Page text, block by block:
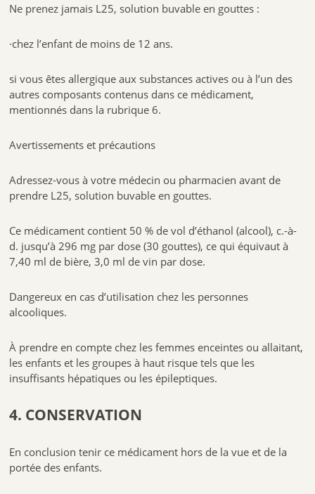
Ne prenez jamais L25, solution buvable en gouttes :
·chez l’enfant de moins de 12 ans.
si vous êtes allergique aux substances actives ou à l’un des
autres composants contenus dans ce médicament,
mentionnés dans la rubrique 6.
Avertissements et précautions
Adressez-vous à votre médecin ou pharmacien avant de
prendre L25, solution buvable en gouttes.
Ce médicament contient 50 % de vol d’éthanol (alcool), c.-à-
d. jusqu’à 296 mg par dose (30 gouttes), ce qui équivaut à
7,40 ml de bière, 3,0 ml de vin par dose.
Dangereux en cas d’utilisation chez les personnes
alcooliques.
À prendre en compte chez les femmes enceintes ou allaitant,
les enfants et les groupes à haut risque tels que les
insuffisants hépatiques ou les épileptiques.
4. CONSERVATION
En conclusion tenir ce médicament hors de la vue et de la
portée des enfants.